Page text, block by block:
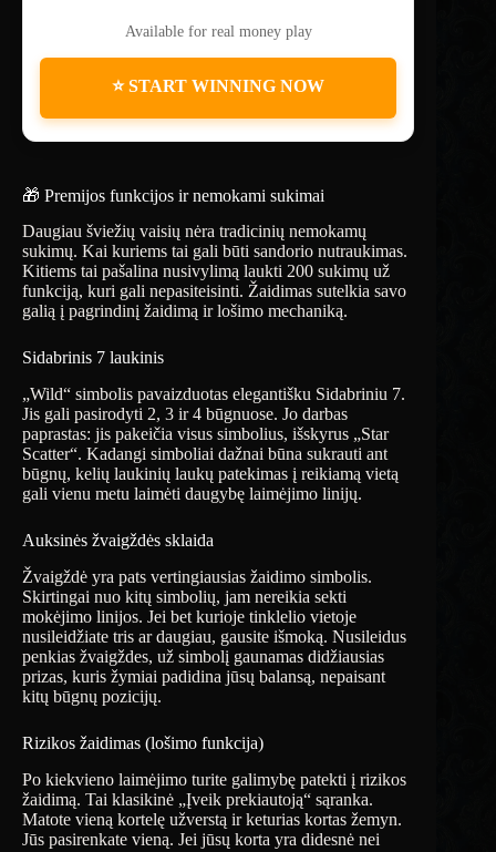
Available for real money play
⭐ START WINNING NOW
🎁 Premijos funkcijos ir nemokami sukimai
Daugiau šviežių vaisių nėra tradicinių nemokamų
sukimų. Kai kuriems tai gali būti sandorio nutraukimas.
Kitiems tai pašalina nusivylimą laukti 200 sukimų už
funkciją, kuri gali nepasiteisinti. Žaidimas sutelkia savo
galią į pagrindinį žaidimą ir lošimo mechaniką.
Sidabrinis 7 laukinis
„Wild“ simbolis pavaizduotas elegantišku Sidabriniu 7.
Jis gali pasirodyti 2, 3 ir 4 būgnuose. Jo darbas
paprastas: jis pakeičia visus simbolius, išskyrus „Star
Scatter“. Kadangi simboliai dažnai būna sukrauti ant
būgnų, kelių laukinių laukų patekimas į reikiamą vietą
gali vienu metu laimėti daugybę laimėjimo linijų.
Auksinės žvaigždės sklaida
Žvaigždė yra pats vertingiausias žaidimo simbolis.
Skirtingai nuo kitų simbolių, jam nereikia sekti
mokėjimo linijos. Jei bet kurioje tinklelio vietoje
nusileidžiate tris ar daugiau, gausite išmoką. Nusileidus
penkias žvaigždes, už simbolį gaunamas didžiausias
prizas, kuris žymiai padidina jūsų balansą, nepaisant
kitų būgnų pozicijų.
Rizikos žaidimas (lošimo funkcija)
Po kiekvieno laimėjimo turite galimybę patekti į rizikos
žaidimą. Tai klasikinė „Įveik prekiautoją“ sąranka.
Matote vieną kortelę užverstą ir keturias kortas žemyn.
Jūs pasirenkate vieną. Jei jūsų korta yra didesnė nei